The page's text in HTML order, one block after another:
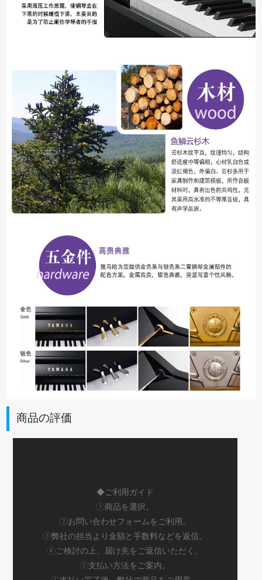
商品の評価
◆ご利用ガイド
①商品を選択。
②お問い合わせフォームをご利用。
③弊社の担当より金額と手数料などを返信。
④ご検討の上、届け先をご返信いただく。
⑤支払い方法をご案内。